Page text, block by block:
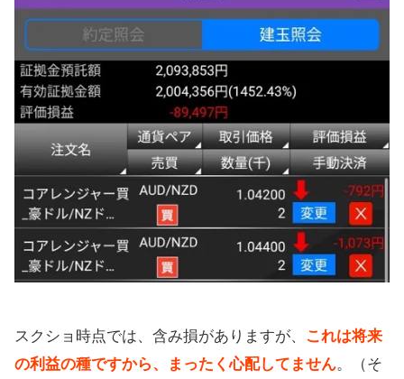
スクショ時点では、含み損がありますが、
これは将来
の利益の種ですから、まったく心配してません。（そ